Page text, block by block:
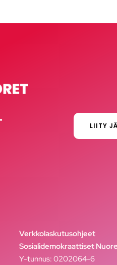
LIITY
Verkkolaskutusohjeet
Sosialidemokraattiset
Y-tunnus: 0202064-6